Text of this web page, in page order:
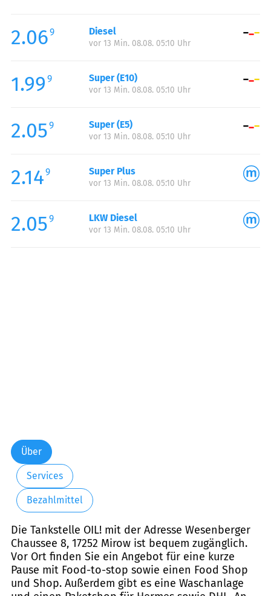
Mittwoch:
06:00-20:00
Donnerstag:
Samstag:
06:00-20:00
Sonntag:
2.069 Diesel
vor 13 Min. 08.08. 05:10 Uhr
1.99 9 Super (E10)
vor 13 Min. 08.08. 05:10 Uhr
2.059 Super (E5)
vor 13 Min. 08.08. 05:10 Uhr
2.149 Super Plus
vor 13 Min. 08.08. 05:10 Uhr
2.059 LKW Diesel
vor 13 Min. 08.08. 05:10 Uhr
Über
Services
Bezahlmittel
Die Tankstelle OIL! mit der Adresse Wesenberger
Chaussee 8, 17252 Mirow ist bequem zugänglich.
Vor Ort finden Sie ein Angebot für eine kurze
Pause mit Food-to-stop sowie einen Food Shop
und Shop. Außerdem gibt es eine Waschanlage